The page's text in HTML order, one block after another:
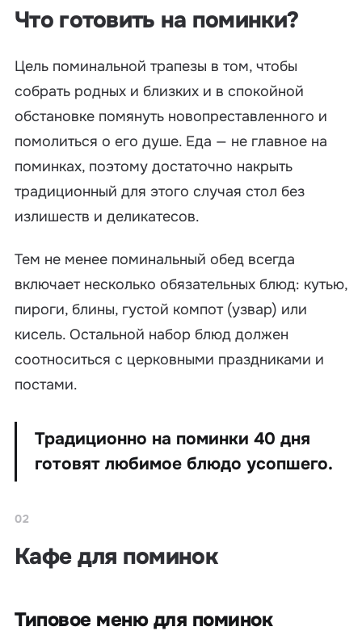
Что готовить на поминки?
Цель поминальной трапезы в том, чтобы
собрать родных и близких и в спокойной
обстановке помянуть новопреставленного и
помолиться о его душе. Еда — не главное на
поминках, поэтому достаточно накрыть
традиционный для этого случая стол без
излишеств и деликатесов.
Тем не менее поминальный обед всегда
включает несколько обязательных блюд: кутью,
пироги, блины, густой компот (узвар) или
кисель. Остальной набор блюд должен
соотноситься с церковными праздниками и
постами.
Традиционно на поминки 40 дня
готовят любимое блюдо усопшего.
02
Кафе для поминок
Типовое меню для поминок